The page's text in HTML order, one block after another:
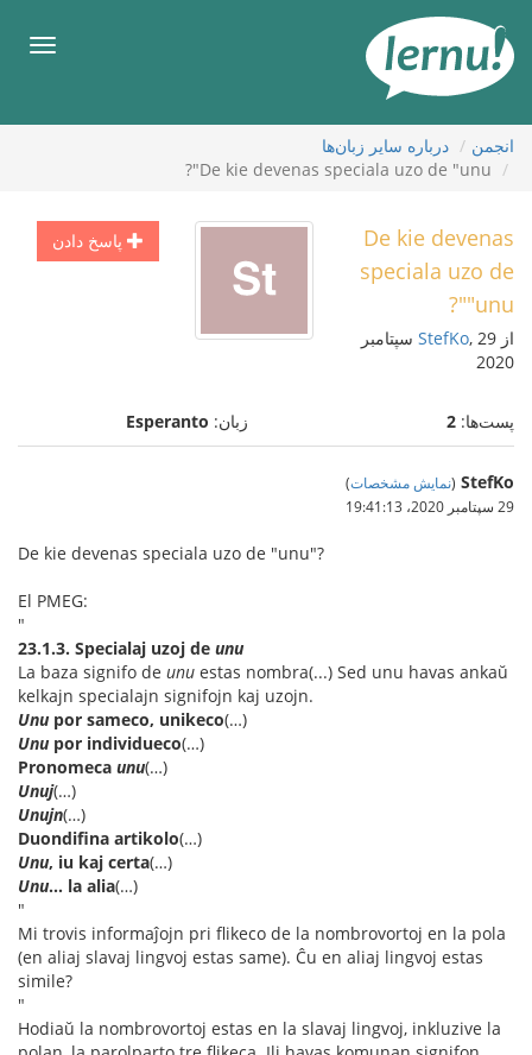
محتوا
انجمن
درباره ساير زبان‌ها
De kie devenas speciala uzo de "unu"?
پاسخ دادن
De kie devenas
speciala uzo de
"unu"?
از StefKo , 29 سپتامبر
2020
پست‌ها: 2 زبان: Esperanto
StefKo
(نمایش مشخصات)
29 سپتامبر 2020،‏ 19:41:13
De kie devenas speciala uzo de "unu"?
El PMEG:
"
23.1.3. Specialaj uzoj de unu
La baza signifo de unu estas nombra(...) Sed unu havas ankaŭ
kelkajn specialajn signifojn kaj uzojn.
Unupor sameco, unikeco(…)
Unupor individueco(…)
Pronomeca unu(…)
Unuj(…)
Unujn(…)
Duondifina artikolo(…)
Unu, iu kaj certa(…)
Unu... la alia(…)
"
Mi trovis informaĵojn pri flikeco de la nombrovortoj en la pola
(en aliaj slavaj lingvoj estas same). Ĉu en aliaj lingvoj estas
simile?
"
Hodiaŭ la nombrovortoj estas en la slavaj lingvoj, inkluzive la